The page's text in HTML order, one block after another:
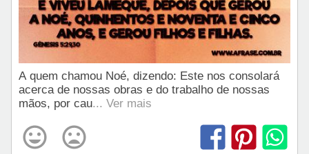
A quem chamou Noé, dizendo: Este nos consolará
acerca de nossas obras e do trabalho de nossas
mãos, por cau... Ver mais